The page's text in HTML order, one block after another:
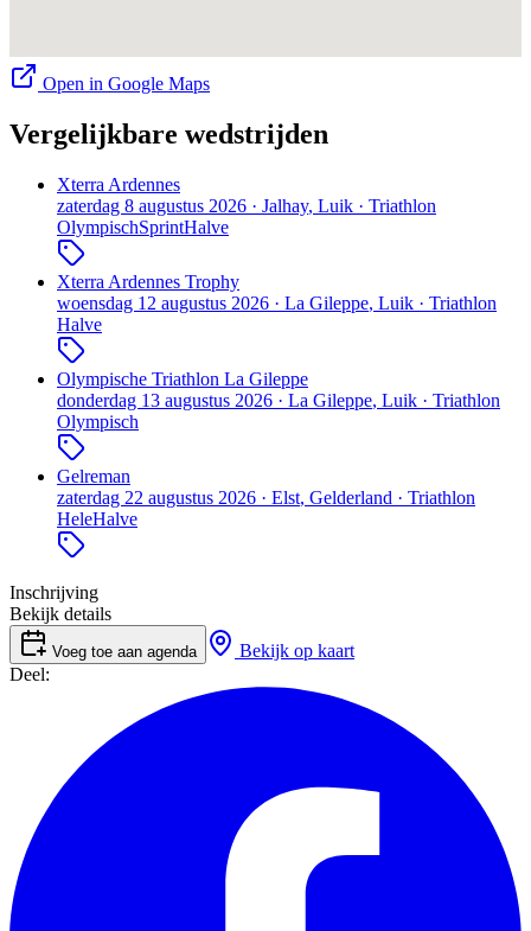
Open in Google Maps
Vergelijkbare wedstrijden
Xterra Ardennes
zaterdag 8 augustus 2026 · Jalhay, Luik · Triathlon
OlympischSprintHalve
Xterra Ardennes Trophy
woensdag 12 augustus 2026 · La Gileppe, Luik · Triathlon
Halve
Olympische Triathlon La Gileppe
donderdag 13 augustus 2026 · La Gileppe, Luik · Triathlon
Olympisch
Gelreman
zaterdag 22 augustus 2026 · Elst, Gelderland · Triathlon
HeleHalve
Inschrijving
Bekijk details
Voeg toe aan agenda
Bekijk op kaart
Deel: